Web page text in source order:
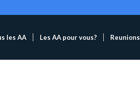
les AA Les AA pour vous? Reunions